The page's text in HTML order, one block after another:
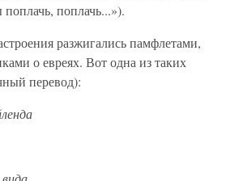
поплачь...»).
разжигались памфлетами,
о евреях. Вот одна из таких
перевод):